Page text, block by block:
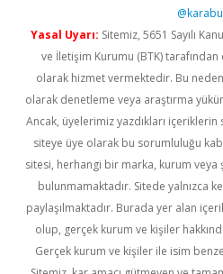
Yasal Uyarı: Sitemiz, 5651 Sayılı
ve İletişim Kurumu (BTK) tarafından
olarak hizmet vermektedir. Bu
olarak denetleme veya araştırma
Ancak, üyelerimiz yazdıkları
siteye üye olarak bu sorumluluğu
sitesi, herhangi bir marka, kurum veya
bulunmamaktadır. Sitede yalnızca
paylaşılmaktadır. Burada yer alan
olup, gerçek kurum ve kişiler
Gerçek kurum ve kişiler ile isim